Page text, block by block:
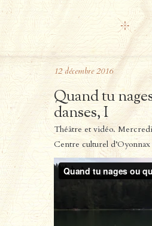
12 décembre 2016
Quand tu
danses, I
Théâtre et vidéo.
Centre culturel d’Oyonnax